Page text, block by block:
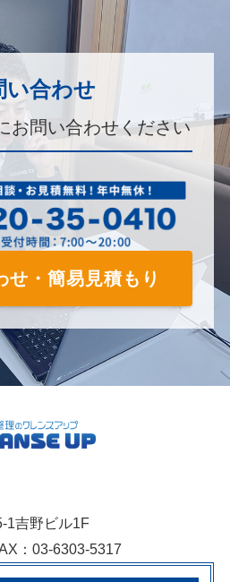
い合わせ
お問い合わせください
せ・簡易見積もり
1吉野ビル1F
：03-6303-5317